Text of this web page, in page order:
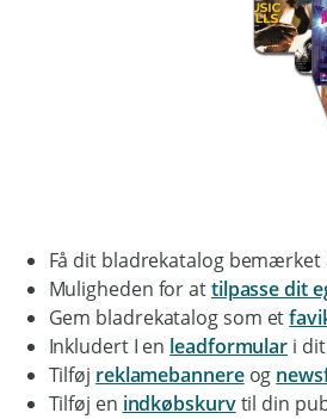
Få dit bladrekatalog
Muligheden for attilpasse dit
Gem bladrekatalog som et
Inkludert I en leadformular i
Tilføj reklamebannereog
Tilføj en indkøbskurvtil din